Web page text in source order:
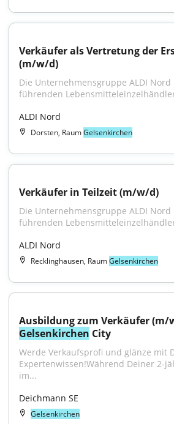
Verkäufer als Vertretung der
(m/w/d)
Die Unternehmensgruppe ALDI
führenden
ALDI Nord
Dorsten, RaumGelsenkirchen
Verkäufer in Teilzeit (m/w/d)
Die Unternehmensgruppe ALDI
führenden
ALDI Nord
Recklinghausen, RaumGelsenkirchen
Gelsenkirchen City
Werde Verkaufsprofi und glänze mit
Expertenwissen!Während Deiner 2-
im...
Deichmann SE
Gelsenkirchen